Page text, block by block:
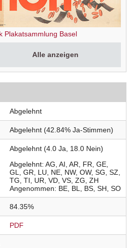
Plakatsammlung Basel
Alle anzeigen
Abgelehnt
Abgelehnt (42.84% Ja-Stimmen)
Abgelehnt (4.0 Ja, 18.0 Nein)
Abgelehnt AG AI AR FR GE
GL
GR LU NE NW OW SG SZ
TG TI UR VD VS ZG ZH
Angenommen
BE BL BS SH SO
84.35%
PDF